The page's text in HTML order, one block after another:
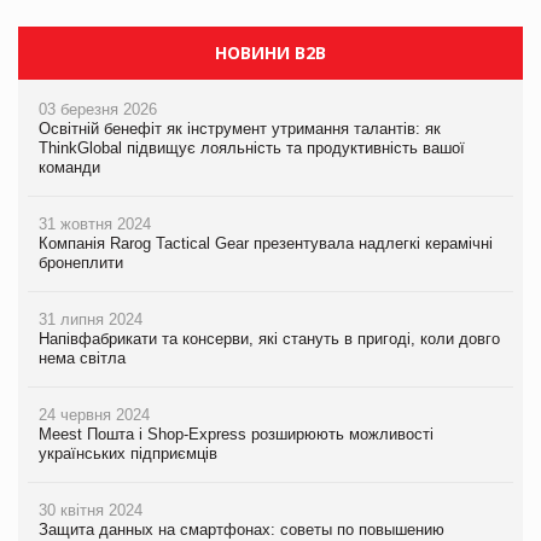
НОВИНИ B2B
03 березня 2026
Освітній бенефіт як інструмент утримання талантів: як
ThinkGlobal підвищує лояльність та продуктивність вашої
команди
31 жовтня 2024
Компанія Rarog Tactical Gear презентувала надлегкі керамічні
бронеплити
31 липня 2024
Напівфабрикати та консерви, які стануть в пригоді, коли довго
нема світла
24 червня 2024
Meest Пошта і Shop-Express розширюють можливості
українських підприємців
30 квітня 2024
Защита данных на смартфонах: советы по повышению